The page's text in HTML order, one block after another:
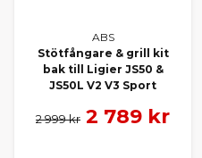
ABS
Stötfångare & grill kit
bak till Ligier JS50 &
JS50L V2 V3 Sport
2 999 kr 2 789 kr